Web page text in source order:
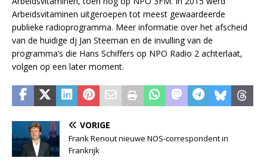
Arbeidsvitaminen uitgeroepen tot meest gewaardeerde
publieke radioprogramma. Meer informatie over het afscheid
van de huidige dj Jan Steeman en de invulling van de
programma’s die Hans Schiffers op NPO Radio 2 achterlaat,
volgen op een later moment.
VORIGE
Frank Renout nieuwe NOS-correspondent in
Frankrijk